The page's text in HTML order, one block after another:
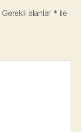
Gerekli alanlar * ile